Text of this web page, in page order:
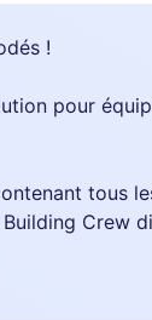
!
pour
tous
Crew